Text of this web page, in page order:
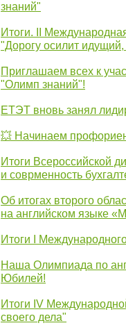
знаний"
Итоги. II
"Дорогу осилит
Приглашаем всех к
"Олимп знаний"!
ЕТЭТ вновь занял
💥 Начинаем
Итоги Всероссийской
и соврменность
Об итогах второго
на английском языке
Итоги I
Наша Олимпиада по
Юбилей!
Итоги IV
своего дела"